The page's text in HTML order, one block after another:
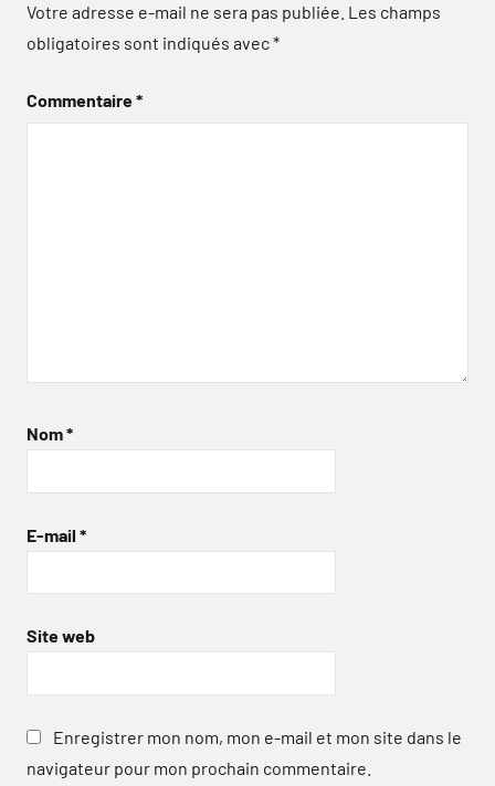
Votre adresse e-mail ne sera pas publiée. Les champs
obligatoires sont indiqués avec*
Commentaire*
Nom*
E-mail *
Site web
Enregistrer mon nom, mon e-mail et mon site dans le
navigateur pour mon prochain commentaire.